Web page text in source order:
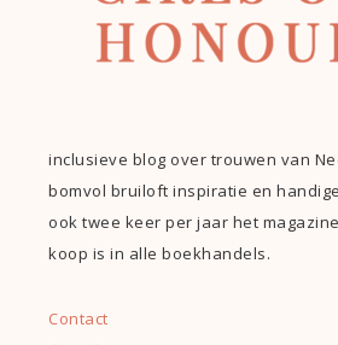
inclusieve blog over trouwen van
bomvol bruiloft inspiratie en
ook twee keer per jaar het magazine
koop is in alle boekhandels.
Contact